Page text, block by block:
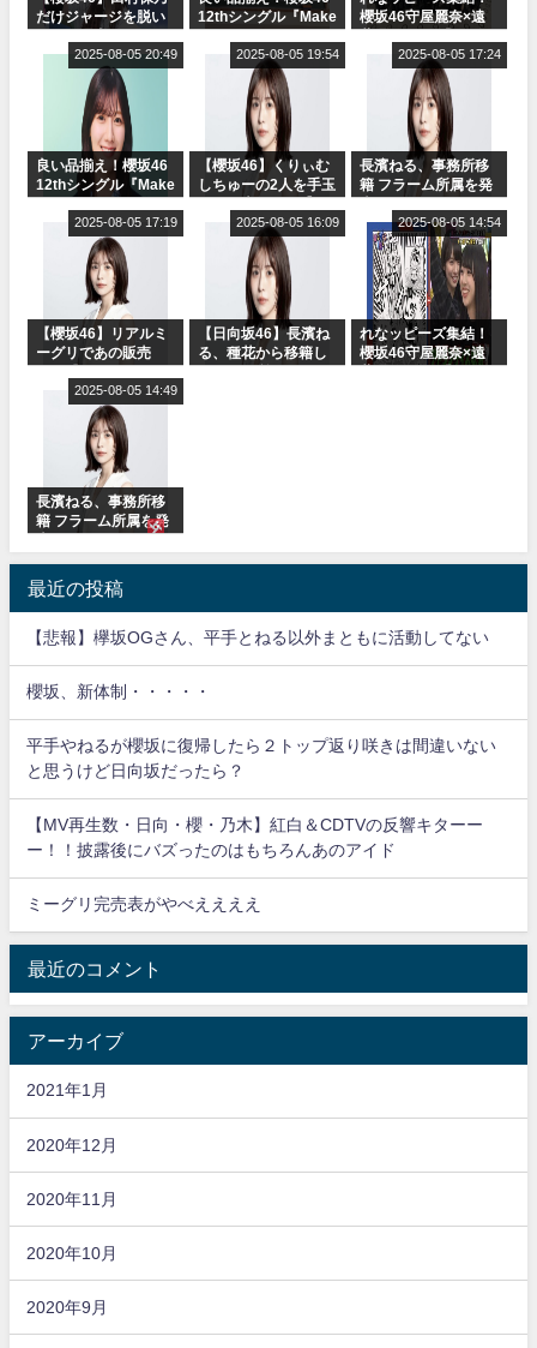
だけジャージを脱い
12thシングル『Make
ャルグッズ絶賛販売
櫻坂46守屋麗奈×遠
ット！」水曜スタジ
オ出演決定
良い品揃え！櫻坂46
12thシングル『Make
ャルグッズ絶賛販売
2025-08-05 20:49
【櫻坂46】くりぃむ
しちゅーの2人を手玉
りぃむナンタラ】
2025-08-05 19:54
長濱ねる、事務所移
籍 フラーム所属を発
2025-08-05 17:24
【櫻坂46】リアルミ
ーグリであの販売
Break』オフィシャ
ルグッズ解禁
2025-08-05 17:19
【日向坂46】長濱ね
る、種花から移籍し
2025-08-05 16:09
れなッピーズ集結！
櫻坂46守屋麗奈×遠
2025-08-05 14:54
長濱ねる、事務所移
籍 フラーム所属を発
2025-08-05 14:49
最近の投稿
【悲報】欅坂OGさん、平手とねる以外まともに活動してない
櫻坂、新体制・・・・・
平手やねるが櫻坂に復帰したら２トップ返り咲きは間違いない
と思うけど日向坂だったら？
【MV再生数・日向・櫻・乃木】紅白＆CDTVの反響キターー
ー！！披露後にバズったのはもちろんあのアイド
ミーグリ完売表がやべええええ
最近のコメント
アーカイブ
2021年1月
2020年12月
2020年11月
2020年10月
2020年9月